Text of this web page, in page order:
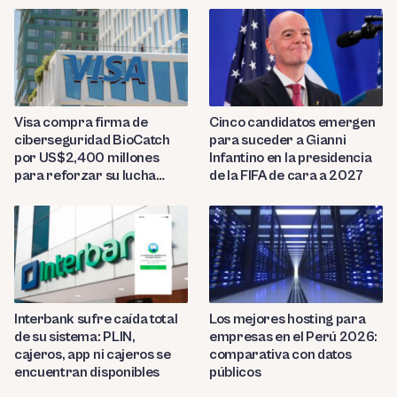
Visa compra firma de
ciberseguridad BioCatch
por US$2,400 millones
para reforzar su lucha
Cinco candidatos emergen
para suceder a Gianni
Infantino en la presidencia
de la FIFA de cara a 2027
Interbank sufre caída total
de su sistema: PLIN,
cajeros, app ni cajeros se
encuentran disponibles
Los mejores hosting para
empresas en el Perú 2026:
comparativa con datos
públicos